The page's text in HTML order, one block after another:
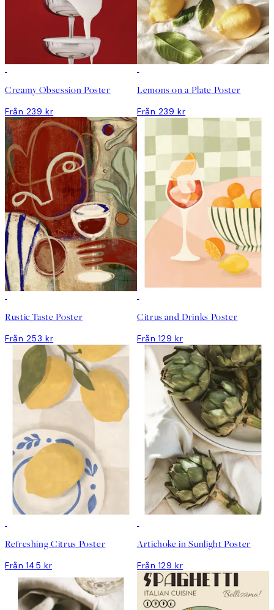
Creamy Obsession Poster
Från 239 kr
Lemons on a Plate Poster
Från 239 kr
Rustic Taste Poster
Från 253 kr
Citrus and Drinks Poster
Från 129 kr
Refreshing Citrus Poster
Från 145 kr
Artichoke in Sunlight Poster
Från 129 kr